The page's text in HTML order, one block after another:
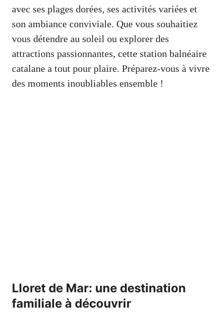
avec ses plages dorées, ses activités variées et
son ambiance conviviale. Que vous souhaitiez
vous détendre au soleil ou explorer des
attractions passionnantes, cette station balnéaire
catalane a tout pour plaire. Préparez-vous à vivre
des moments inoubliables ensemble !
Lloret de Mar: une destination
familiale à découvrir